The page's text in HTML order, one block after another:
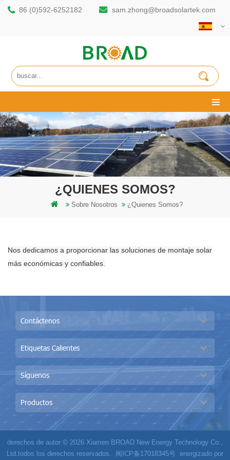
86 (0)592-6252182 sam.zhong@broadsolartek.com
¿QUIENES SOMOS?
Sobre Nosotros ¿quienes Somos?
Nos dedicamos a proporcionar las soluciones de montaje solar
más económicas y confiables.
Contáctenos
Etiquetas Calientes
Síguenos
Productos
derechos de autor © 2026 Xiamen BROAD New Energy Technology Co.,
Ltd.todos los derechos reservados.
闽ICP备17018345号 energizado por